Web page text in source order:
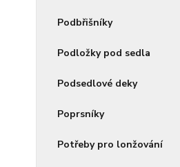
Podbřišníky
Podložky pod sedla
Podsedlové deky
Poprsníky
Potřeby pro lonžování